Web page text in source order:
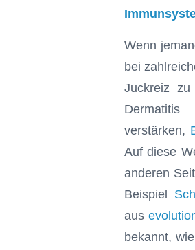
Wenn
bei
Juckreiz
verstärken,
Auf diese
anderen
Beispiel
aus
bekannt,